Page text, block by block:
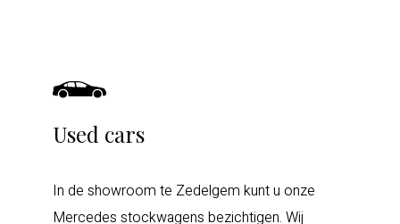
Used cars
In de showroom te Zedelgem kunt u onze
Mercedes stockwagens bezichtigen. Wij